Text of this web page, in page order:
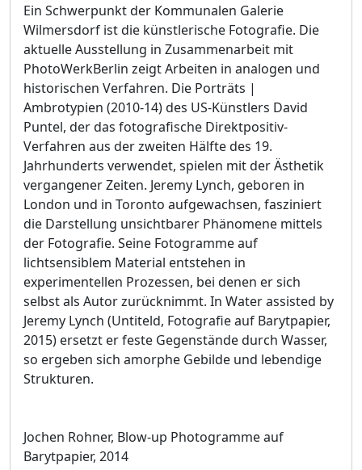
Ein Schwerpunkt der Kommunalen Galerie
Wilmersdorf ist die künstlerische Fotografie. Die
aktuelle Ausstellung in Zusammenarbeit mit
PhotoWerkBerlin zeigt Arbeiten in analogen und
historischen Verfahren. Die Porträts |
Ambrotypien (2010-14) des US-Künstlers David
Puntel, der das fotografische Direktpositiv-
Verfahren aus der zweiten Hälfte des 19.
Jahrhunderts verwendet, spielen mit der Ästhetik
vergangener Zeiten. Jeremy Lynch, geboren in
London und in Toronto aufgewachsen, fasziniert
die Darstellung unsichtbarer Phänomene mittels
der Fotografie. Seine Fotogramme auf
lichtsensiblem Material entstehen in
experimentellen Prozessen, bei denen er sich
selbst als Autor zurücknimmt. In Water assisted by
Jeremy Lynch (Untiteld, Fotografie auf Barytpapier,
2015) ersetzt er feste Gegenstände durch Wasser,
so ergeben sich amorphe Gebilde und lebendige
Strukturen.
Jochen Rohner, Blow-up Photogramme auf
Barytpapier, 2014